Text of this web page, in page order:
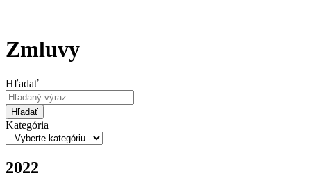
Zmluvy
Hľadať
Hľadať
Kategória
2022